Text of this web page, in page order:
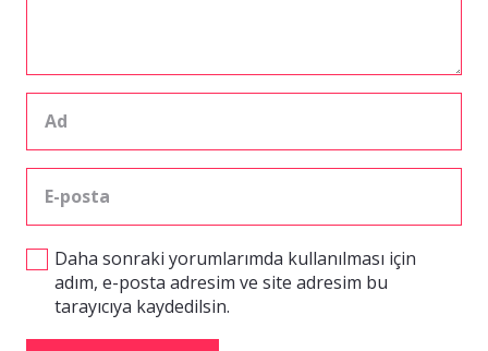
Daha sonraki yorumlarımda kullanılması için
adım, e-posta adresim ve site adresim bu
tarayıcıya kaydedilsin.